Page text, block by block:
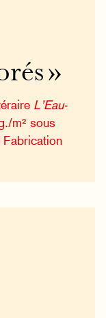
»
L’Eau-
m² sous
Fabrication